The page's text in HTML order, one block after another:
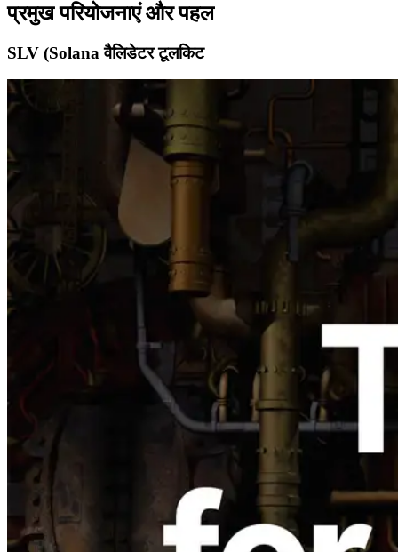
प्रमुख परियोजनाएं और पहल
SLV (Solana वैलिडेटर टूलकिट